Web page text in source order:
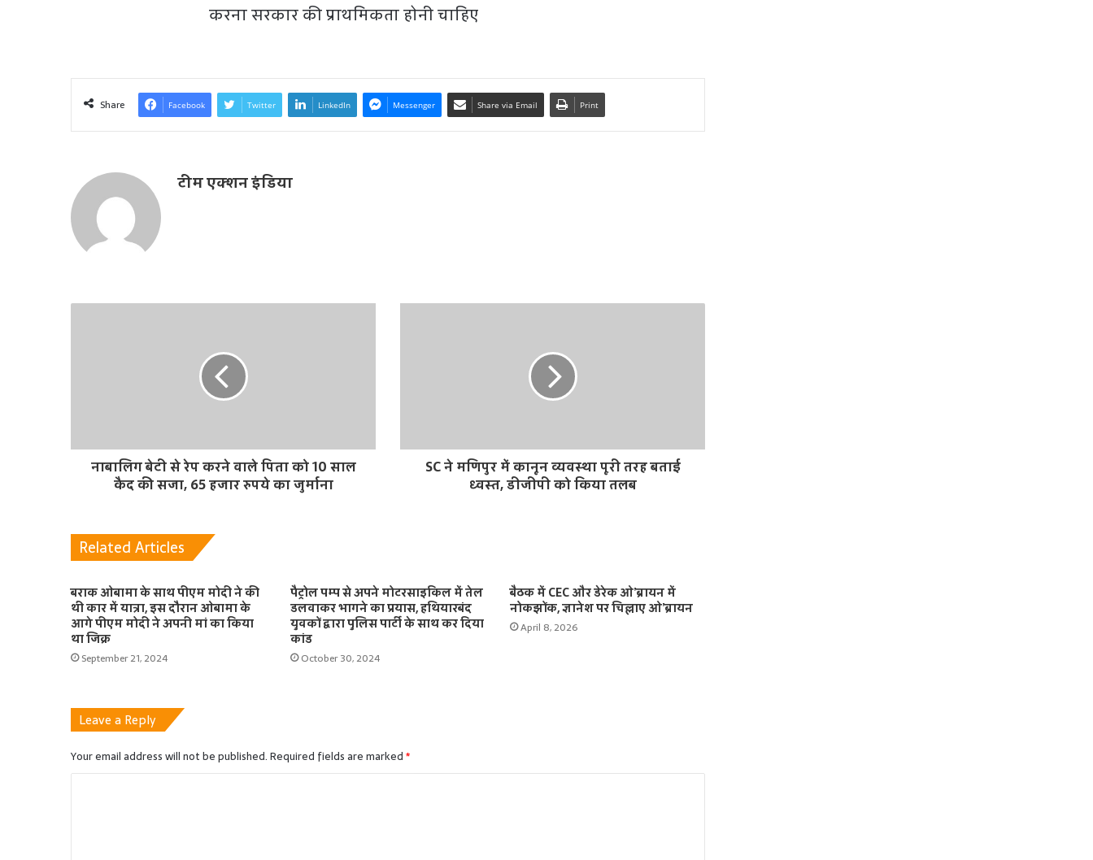
करना सरकार की प्राथमिकता होनी चाहिए
Share Facebook Twitter LinkedIn Messenger Share via Email Print
टीम एक्शन इंडिया
नाबालिग बेटी से रेप करने वाले पिता को 10 साल
कैद की सजा, 65 हजार रुपये का जुर्माना
SC ने मणिपुर में कानून व्यवस्था पूरी तरह बताई
ध्वस्त, डीजीपी को किया तलब
Related Articles
बराक ओबामा के साथ पीएम मोदी ने की
थी कार में यात्रा, इस दौरान ओबामा के
आगे पीएम मोदी ने अपनी मां का किया
था जिक्र
September 21, 2024
पैट्रोल पम्प से अपने मोटरसाइकिल में तेल
डलवाकर भागने का प्रयास, हथियारबंद
युवकों द्वारा पुलिस पार्टी के साथ कर दिया
कांड
October 30, 2024
बैठक में CEC और डेरेक ओ’ब्रायन में
नोकझोंक, ज्ञानेश पर चिल्लाए ओ’ब्रायन
April 8, 2026
Leave a Reply
Your email address will not be published.Required fields are marked*